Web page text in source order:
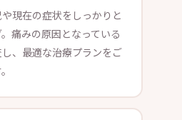
現在の症状をしっかりと
痛みの原因となっている
、最適な治療プランをご